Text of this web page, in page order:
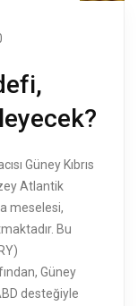
Güney Kıbrıs
Atlantik
meselesi,
Bu
Güney
desteğiyle